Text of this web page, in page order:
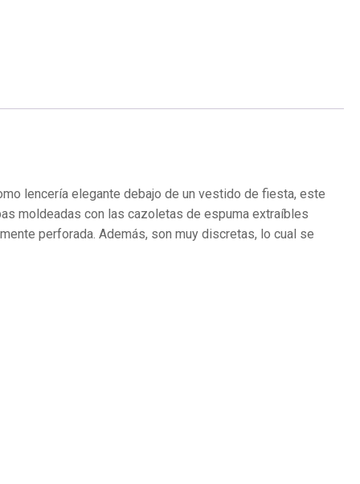
lencería elegante debajo de un vestido de fiesta, este
moldeadas con las cazoletas de espuma extraíbles
perforada. Además, son muy discretas, lo cual se